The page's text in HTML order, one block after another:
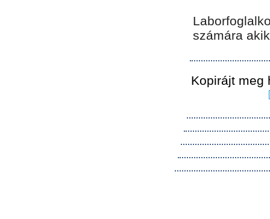
számára
Kopirájt meg